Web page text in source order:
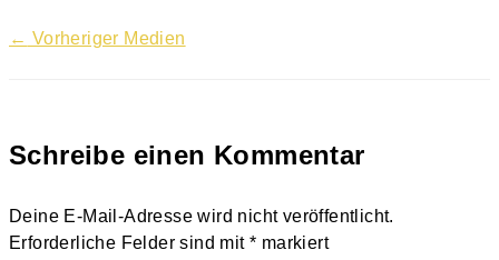
← Vorheriger Medien
Schreibe einen Kommentar
Deine E-Mail-Adresse wird nicht veröffentlicht.
Erforderliche Felder sind mit * markiert